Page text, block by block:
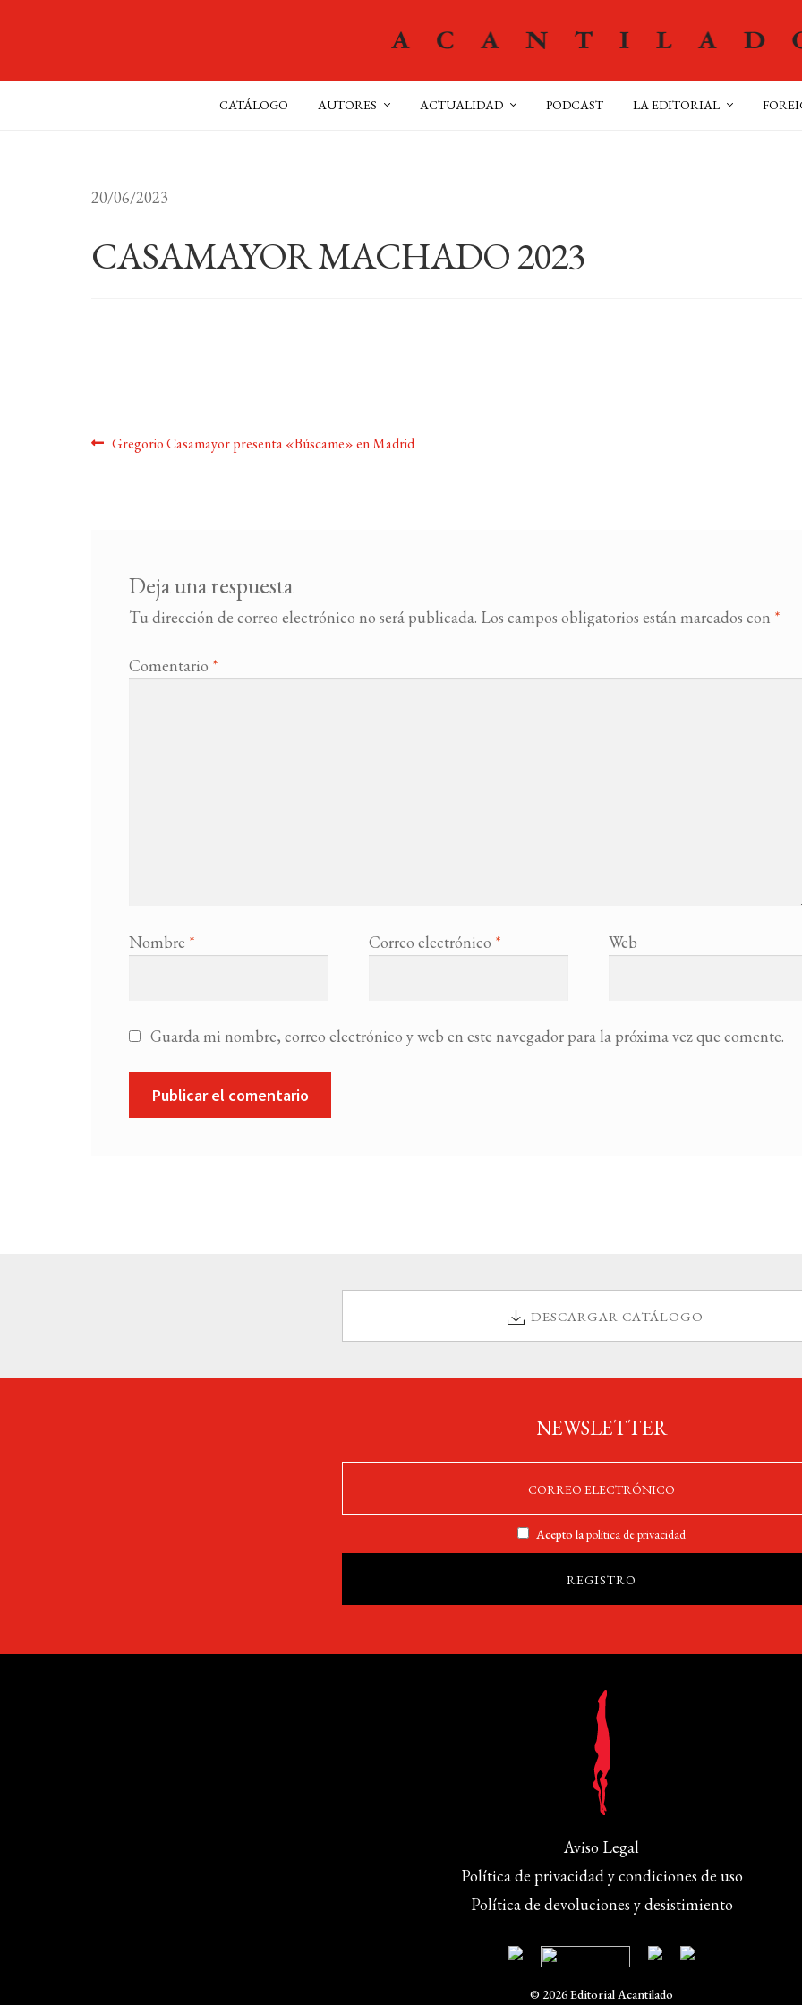
CATÁLOGO AUTORES ACTUALIDAD PODCAST LA EDITORIAL
20/06/2023
CASAMAYOR MACHADO 2023
Navegación
Anterior:
Gregorio Casamayor presenta «Búscame» en Madrid
Deja una respuesta
Tu dirección de correo electrónico no será publicada. Los campos obligatorios están marcados con *
Comentario *
Nombre * Correo electrónico * Web
Guarda mi nombre, correo electrónico y web en este navegador para la próxima vez que comente.
DESCARGAR CATÁLOGO
NEWSLETTER
Acepto lapolítica de privacidad
Aviso Legal
Política de privacidad y condiciones de uso
Política de devoluciones y desistimiento
© 2026 Editorial Acantilado